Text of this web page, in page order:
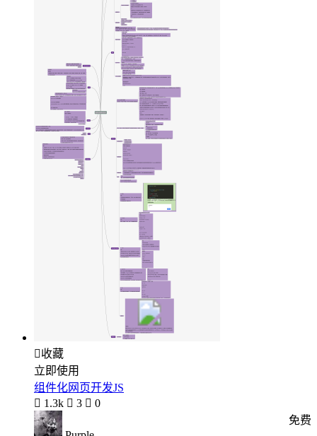
收藏
立即使用
组件化网页开发JS
 1.3k  3  0
免费